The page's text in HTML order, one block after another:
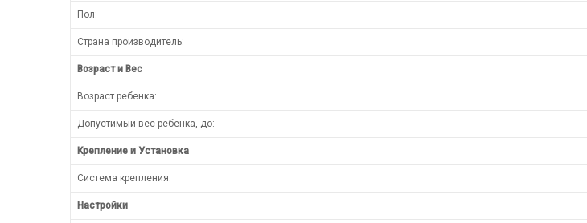
Пол:
Страна производитель:
Возраст и Вес
Возраст ребенка:
Допустимый вес ребенка, до:
Крепление и Установка
Система крепления:
Настройки